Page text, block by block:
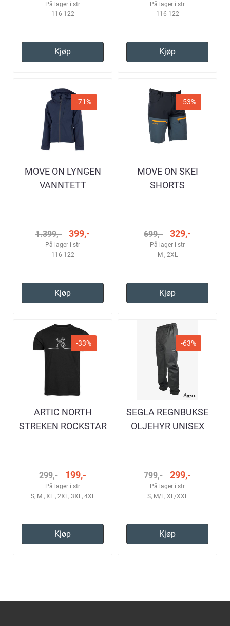
På lager i str
116-122
Kjøp
På lager i str
116-122
Kjøp
-71%
MOVE ON LYNGEN
VANNTETT
1.399,- 399,-
På lager i str
116-122
Kjøp
-53%
MOVE ON SKEI
SHORTS
699,- 329,-
På lager i str
M , 2XL
Kjøp
-33%
ARTIC NORTH
STREKEN ROCKSTAR
299,- 199,-
På lager i str
S, M , XL , 2XL, 3XL, 4XL
Kjøp
-63%
SEGLA REGNBUKSE
OLJEHYR UNISEX
799,- 299,-
På lager i str
S, M/L, XL/XXL
Kjøp